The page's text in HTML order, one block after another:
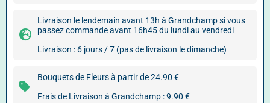
Livraison le lendemain avant 13h à Grandchamp si vous
passez commande avant 16h45 du lundi au vendredi
Livraison : 6 jours / 7 (pas de livraison le dimanche)
Bouquets de Fleurs à partir de 24.90 €
Frais de Livraison à Grandchamp : 9.90 €